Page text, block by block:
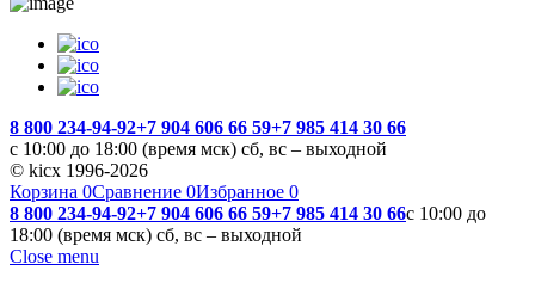
8 800 234-94-92+7 904 606 66 59+7 985 414 30 66
с 10:00 до 18:00 (время мск) сб, вс – выходной
© kicx 1996-2026
Корзина 0Сравнение 0Избранное 0
8 800 234-94-92+7 904 606 66 59+7 985 414 30 66с 10:00 до
18:00 (время мск) сб, вс – выходной
Close menu